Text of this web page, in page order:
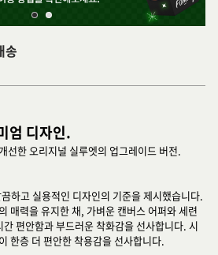
송
엄 디자인.
선한 오리지널 실루엣의 업그레이드 버전.
하고 실용적인 디자인의 기준을 제시했습니다.
매력을 유지한 채, 가벼운 캔버스 어퍼와 세련
편안함과 부드러운 착화감을 선사합니다. 시
한층 더 편안한 착용감을 선사합니다.